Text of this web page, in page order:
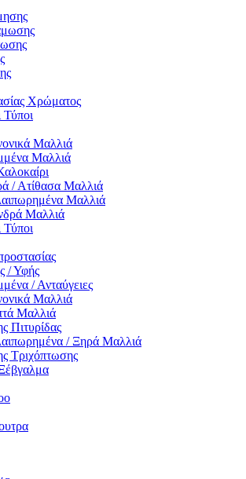
Χρώματος
Τύποι
Μαλλιά
Μαλλιά
/ Ατίθασα Μαλλιά
Μαλλιά
Μαλλιά
Τύποι
/ Υφής
/ Ανταύγειες
Μαλλιά
Μαλλιά
Πιτυρίδας
/ Ξηρά Μαλλιά
Τριχόπτωσης